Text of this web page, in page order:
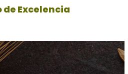
de Excelencia